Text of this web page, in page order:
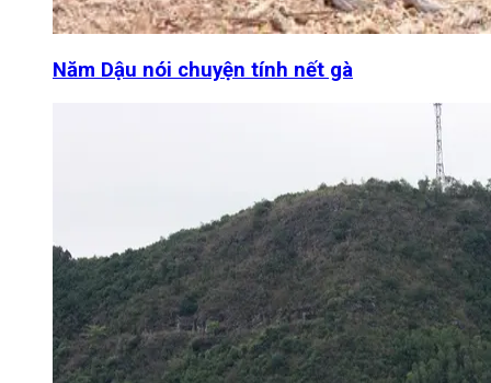
Năm Dậu nói chuyện tính nết gà